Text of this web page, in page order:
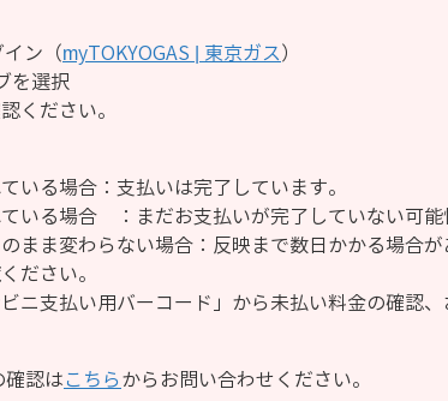
ン（myTOKYOGAS | 東京ガス）
を選択
ください。
いる場合：支払いは完了しています。
ている場合 ：まだお支払いが完了していない可能
まま変わらない場合：反映まで数日かかる場合
ださい。
ニ支払い用バーコード」から未払い料金の確認
認はこちらからお問い合わせください。